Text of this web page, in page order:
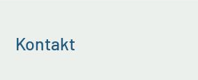
Kontakt